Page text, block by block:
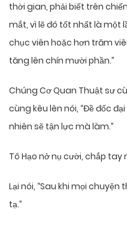
thời gian, phải biết trên
mắt, vì lẽ đó tốt nhất là một
chục viên hoặc hơn trăm
tăng lên chín mười phần.”
Chúng Cơ Quan Thuật sư
cùng kêu lên nói, “Đề đốc
nhiên sẽ tận lực mà làm.”
Tô Hạo nở nụ cười, chắp tay
Lại nói, “Sau khi mọi
tạ.”